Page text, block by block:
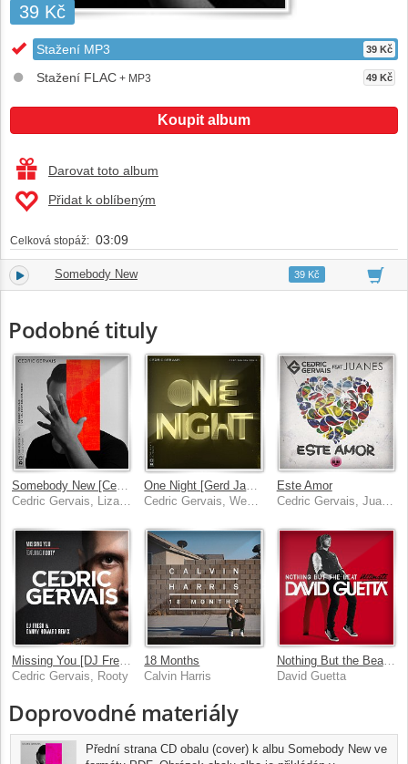
39 Kč
Stažení MP3 39 Kč
Stažení FLAC + MP3 49 Kč
Koupit album
Darovat toto album
Přidat k oblíbeným
Celková stopáž: 03:09
1. Somebody New 03:0939 Kč
Podobné tituly
Este Amor
Cedric Gervais, Juanes
Missing You [DJ Fresh & Danny Howard Remix]
Cedric Gervais, Rooty
18 Months
Calvin Harris
Nothing But the Beat Ultimate
David Guetta
Doprovodné materiály
Přední strana CD obalu (cover) k albu Somebody New ve